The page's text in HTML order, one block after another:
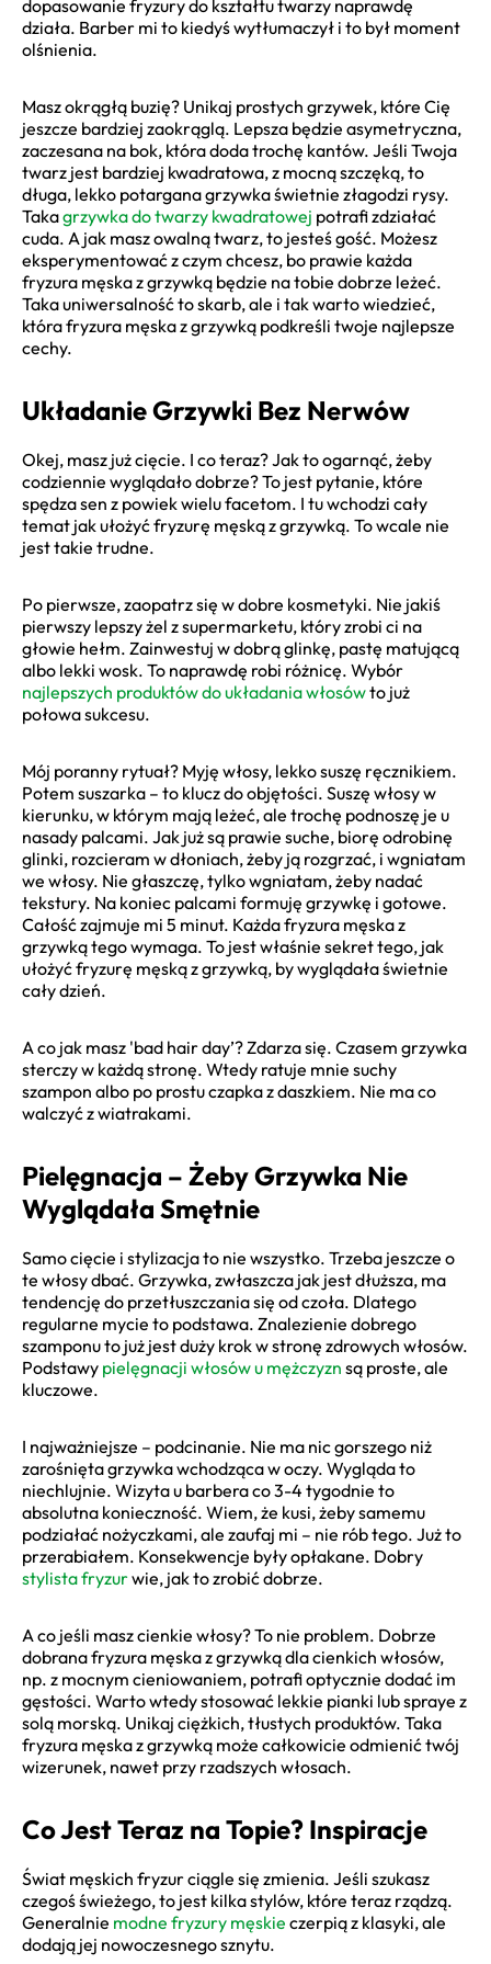
dopasowanie fryzury do kształtu twarzy naprawdę
działa. Barber mi to kiedyś wytłumaczył i to był moment
olśnienia.
Masz okrągłą buzię? Unikaj prostych grzywek, które Cię
jeszcze bardziej zaokrąglą. Lepsza będzie asymetryczna,
zaczesana na bok, która doda trochę kantów. Jeśli Twoja
twarz jest bardziej kwadratowa, z mocną szczęką, to
długa, lekko potargana grzywka świetnie złagodzi rysy.
Takagrzywka do twarzy kwadratowej potrafi zdziałać
cuda. A jak masz owalną twarz, to jesteś gość. Możesz
eksperymentować z czym chcesz, bo prawie każda
fryzura męska z grzywką będzie na tobie dobrze leżeć.
Taka uniwersalność to skarb, ale i tak warto wiedzieć,
która fryzura męska z grzywką podkreśli twoje najlepsze
cechy.
Układanie Grzywki Bez Nerwów
Okej, masz już cięcie. I co teraz? Jak to ogarnąć, żeby
codziennie wyglądało dobrze? To jest pytanie, które
spędza sen z powiek wielu facetom. I tu wchodzi cały
temat jak ułożyć fryzurę męską z grzywką. To wcale nie
jest takie trudne.
Po pierwsze, zaopatrz się w dobre kosmetyki. Nie jakiś
pierwszy lepszy żel z supermarketu, który zrobi ci na
głowie hełm. Zainwestuj w dobrą glinkę, pastę matującą
albo lekki wosk. To naprawdę robi różnicę. Wybór
najlepszych produktów do układania włosówto już
połowa sukcesu.
Mój poranny rytuał? Myję włosy, lekko suszę ręcznikiem.
Potem suszarka – to klucz do objętości. Suszę włosy w
kierunku, w którym mają leżeć, ale trochę podnoszę je u
nasady palcami. Jak już są prawie suche, biorę odrobinę
glinki, rozcieram w dłoniach, żeby ją rozgrzać, i wgniatam
we włosy. Nie głaszczę, tylko wgniatam, żeby nadać
tekstury. Na koniec palcami formuję grzywkę i gotowe.
Całość zajmuje mi 5 minut. Każda fryzura męska z
grzywką tego wymaga. To jest właśnie sekret tego, jak
ułożyć fryzurę męską z grzywką, by wyglądała świetnie
cały dzień.
A co jak masz 'bad hair day’? Zdarza się. Czasem grzywka
sterczy w każdą stronę. Wtedy ratuje mnie suchy
szampon albo po prostu czapka z daszkiem. Nie ma co
walczyć z wiatrakami.
Pielęgnacja – Żeby Grzywka Nie
Wyglądała Smętnie
Samo cięcie i stylizacja to nie wszystko. Trzeba jeszcze o
te włosy dbać. Grzywka, zwłaszcza jak jest dłuższa, ma
tendencję do przetłuszczania się od czoła. Dlatego
regularne mycie to podstawa. Znalezienie dobrego
szamponu to już jest duży krok w stronę zdrowych włosów.
Podstawy pielęgnacji włosów u mężczyzn są proste, ale
kluczowe.
I najważniejsze – podcinanie. Nie ma nic gorszego niż
zarośnięta grzywka wchodząca w oczy. Wygląda to
niechlujnie. Wizyta u barbera co 3-4 tygodnie to
absolutna konieczność. Wiem, że kusi, żeby samemu
podziałać nożyczkami, ale zaufaj mi – nie rób tego. Już to
przerabiałem. Konsekwencje były opłakane. Dobry
stylista fryzurwie, jak to zrobić dobrze.
A co jeśli masz cienkie włosy? To nie problem. Dobrze
dobrana fryzura męska z grzywką dla cienkich włosów,
np. z mocnym cieniowaniem, potrafi optycznie dodać im
gęstości. Warto wtedy stosować lekkie pianki lub spraye z
solą morską. Unikaj ciężkich, tłustych produktów. Taka
fryzura męska z grzywką może całkowicie odmienić twój
wizerunek, nawet przy rzadszych włosach.
Co Jest Teraz na Topie? Inspiracje
Świat męskich fryzur ciągle się zmienia. Jeśli szukasz
czegoś świeżego, to jest kilka stylów, które teraz rządzą.
Generalnie modne fryzury męskie czerpią z klasyki, ale
dodają jej nowoczesnego sznytu.